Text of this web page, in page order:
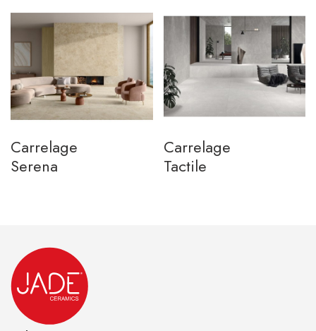
Carrelage
Serena
Carrelage
Tactile